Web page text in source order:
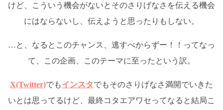
けど、こういう機会がないとそのさりげなさを伝える機会
にはならないし、伝えようと思ったりもしない。
…と、なるとこのチャンス、逃すべからずー！！ってなっ
て、この企画、このテーマに至ったという訳。
X(Twitter)でもインスタでもそのさりげなさ満開でいきた
いとは思ってるけど、最終コタエアワセってなると結局こ